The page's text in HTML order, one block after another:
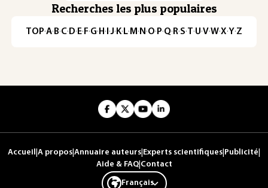
Recherches les plus populaires
TOP·A·B·C· D· E· F·G· H · ·J· K· L· M · N ·O· P·Q· R·S·T·U·V·W·X·Y·Z
Accueil A propos Annuaire auteurs Experts scientifiques Publicité
Aide & FAQ| Contact
Français